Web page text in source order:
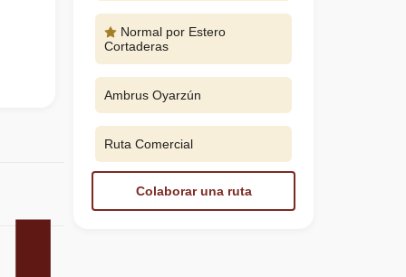
Normal por Estero
Cortaderas
Ambrus Oyarzún
Ruta Comercial
Colaborar una ruta